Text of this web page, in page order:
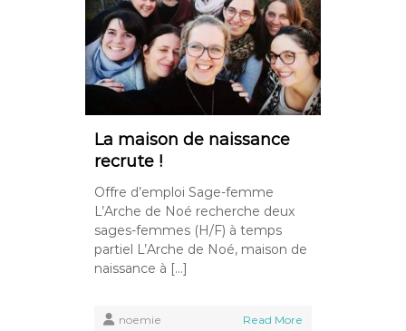
La maison de naissance
recrute !
Offre d’emploi Sage-femme
L’Arche de Noé recherche deux
sages-femmes (H/F) à temps
partiel L’Arche de Noé, maison de
naissance à […]
noemie Read More